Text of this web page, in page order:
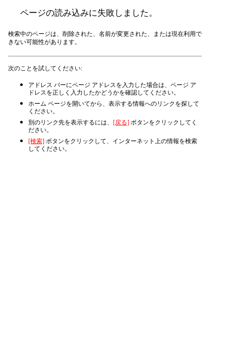
ページの読み込みに失敗しました。
検索中のページは、削除された、名前が変更された、または現在利用で
きない可能性があります。
次のことを試してください:
アドレス バーにページ アドレスを入力した場合は、ページ ア
ドレスを正しく入力したかどうかを確認してください。
ホーム ページを開いてから、表示する情報へのリンクを探して
ください。
別のリンク先を表示するには、 [戻る] ボタンをクリックしてく
ださい。
[検索] ボタンをクリックして、インターネット上の情報を検索
してください。